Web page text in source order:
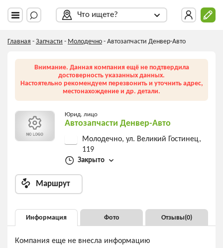
Что ищете?
Главная - Запчасти - Молодечно - Автозапчасти Денвер-Авто
Внимание. Данная компания ещё не подтвердила
достоверность указанных данных.
Настоятельно рекомендуем перезвонить и уточнить адрес,
местонахождение и др. детали.
Юрид. лицо
Автозапчасти Денвер-Авто
Молодечно, ул. Великий Гостинец,
119
Закрыто
Маршрут
Информация Фото Отзывы(0)
Компания еще не внесла информацию